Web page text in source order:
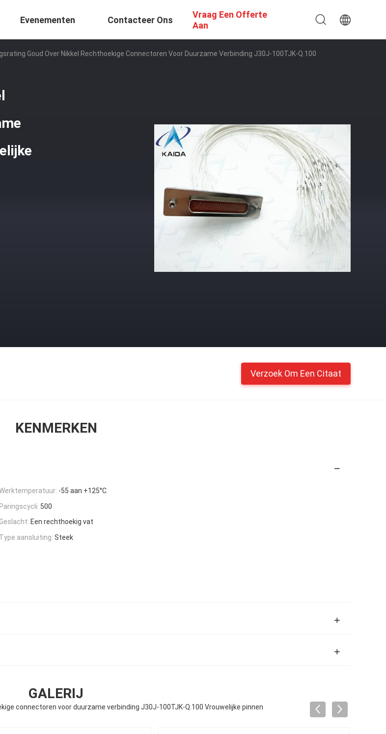
Evenementen Contacteer Ons
Vraag Een Offerte
Aan
Goud Over Nikkel Rechthoekige Connectoren Voor Duurzame Verbinding J30J-100TJK-Q.100
Verzoek Om Een Citaat
KENMERKEN
-55 aan +125°C
Paringscycli: 500
Geslacht: Een rechthoekig vat
Type aansluiting: Steek
GALERIJ
connectoren voor duurzame verbinding J30J-100TJK-Q.100 Vrouwelijke pinnen